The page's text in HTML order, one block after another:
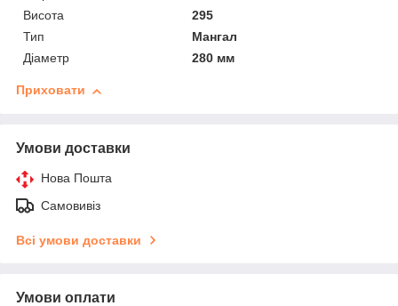
Висота
295
Тип
Мангал
Діаметр
280 мм
Приховати
Умови доставки
Нова Пошта
Самовивіз
Всі умови доставки
Умови оплати